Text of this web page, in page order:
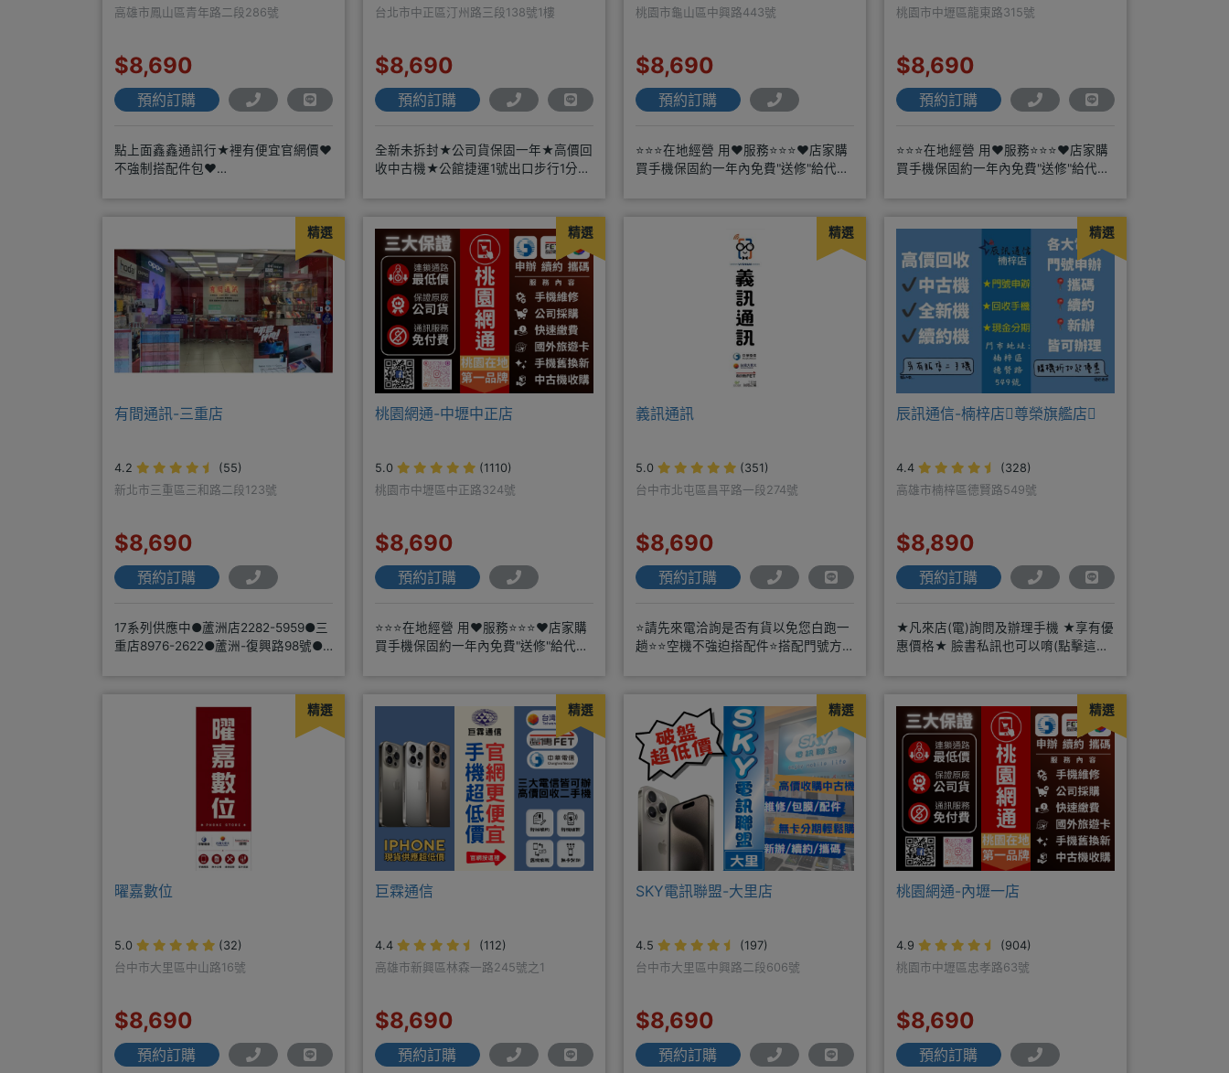
高雄市鳳山區青年路二段286號
$8,690
預約訂購
點上面鑫鑫通訊行★裡有便宜官網價❤️
不強制搭配件包❤️
台北市中正區汀州路三段138號1樓
$8,690
預約訂購
全新未拆封★公司貨保固一年★高價回
收中古機★公館捷運1號出口步行1分鐘
桃園市龜山區中興路443號
$8,690
預約訂購
⭐⭐⭐在地經營 用❤️服務⭐⭐⭐❤️店家購
買手機保固約一年內免費"送修"給代理
桃園市中壢區龍東路315號
$8,690
預約訂購
⭐⭐⭐在地經營 用❤️服務⭐⭐⭐❤️店家購
買手機保固約一年內免費"送修"給代理
精選
有間通訊-三重店
4.2
(55)
新北市三重區三和路二段123號
$8,690
預約訂購
17系列供應中●蘆洲店2282-5959●三
重店8976-2622●蘆洲-復興路98號●
精選
桃園網通-中壢中正店
5.0
(1110)
桃園市中壢區中正路324號
$8,690
預約訂購
⭐⭐⭐在地經營 用❤️服務⭐⭐⭐❤️店家購
買手機保固約一年內免費"送修"給代理
精選
義訊通訊
5.0
(351)
台中市北屯區昌平路一段274號
$8,690
預約訂購
⭐請先來電洽詢是否有貨以免您白跑一
趟⭐⭐空機不強迫搭配件⭐搭配門號方
精選
辰訊通信-楠梓店尊榮旗艦店
4.4
(328)
高雄市楠梓區德賢路549號
$8,890
預約訂購
★凡來店(電)詢問及辦理手機 ★享有優
惠價格★ 臉書私訊也可以唷(點擊這
精選
曜嘉數位
5.0
(32)
台中市大里區中山路16號
$8,690
預約訂購
精選
巨霖通信
4.4
(112)
高雄市新興區林森一路245號之1
$8,690
預約訂購
精選
SKY電訊聯盟-大里店
4.5
(197)
台中市大里區中興路二段606號
$8,690
預約訂購
精選
桃園網通-內壢一店
4.9
(904)
桃園市中壢區忠孝路63號
$8,690
預約訂購